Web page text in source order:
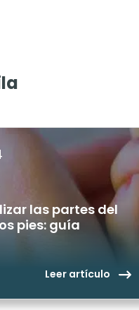
las partes del
pies: guía
Leer artículo